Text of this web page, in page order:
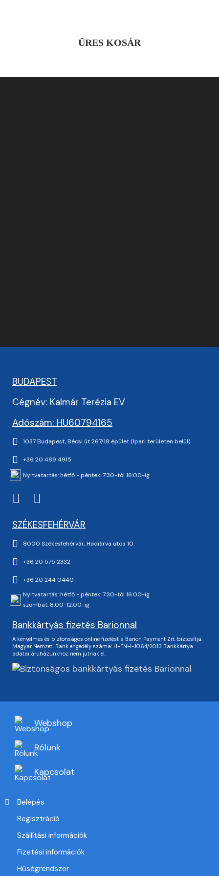
ÜRES KOSÁR
BUDAPEST
Cégnév: Kalmár Terézia EV
Adószám: HU60794165
1037 Budapest, Bécsi út 267/18 épület (Ipari területen belül)
+36 20 489 4915
Nyitvatartás: hétfő - péntek: 7:30-tól 16:00-ig
SZÉKESFEHÉRVÁR
8000 Székesfehérvár, Hadiárva utca 10.
+36 20 575 2332
+36 20 244 0440
Nyitvatartás: hétfő - péntek: 7:30-tól 16:00-ig
szombat: 8:00-12:00-ig
Bankkártyás fizetés Barionnal
A kényelmes és biztonságos online fizetést a Barion Payment Zrt. biztosítja.
Magyar Nemzeti Bank engedély száma: H-EN-I-1064/2013 Bankkártya
adatai áruházunkhoz nem jutnak el.
Webshop
Rólunk
Kapcsolat
Belépés
Regisztráció
Szállítási információk
Fizetési információk
Hűségrendszer